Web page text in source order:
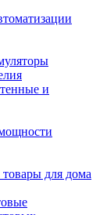
и
для дома